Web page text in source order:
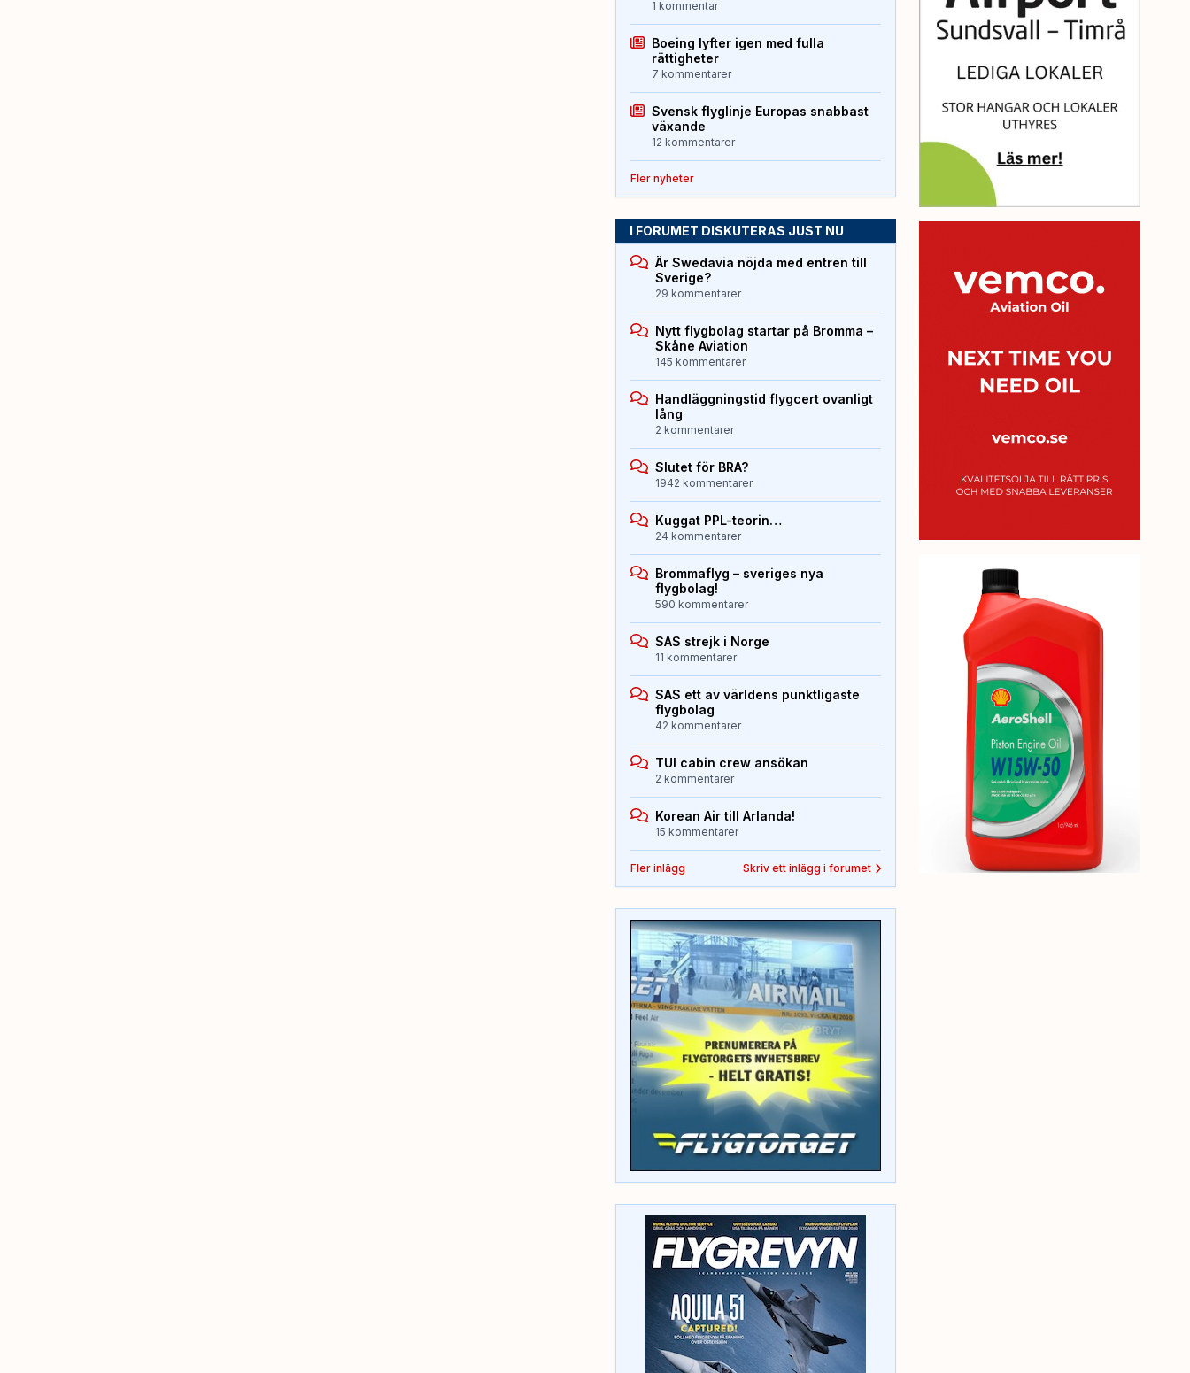
1 kommentar
Boeing lyfter igen med fulla
rättigheter
7 kommentarer
Svensk flyglinje Europas snabbast
växande
12 kommentarer
Fler nyheter
I FORUMET DISKUTERAS JUST NU
Är Swedavia nöjda med entren till
Sverige?
29 kommentarer
Nytt flygbolag startar på Bromma –
Skåne Aviation
145 kommentarer
Handläggningstid flygcert ovanligt
lång
2 kommentarer
Slutet för BRA?
1942 kommentarer
Kuggat PPL-teorin…
24 kommentarer
Brommaflyg – sveriges nya
flygbolag!
590 kommentarer
SAS strejk i Norge
11 kommentarer
SAS ett av världens punktligaste
flygbolag
42 kommentarer
TUI cabin crew ansökan
2 kommentarer
Korean Air till Arlanda!
15 kommentarer
Fler inlägg Skriv ett inlägg i forumet